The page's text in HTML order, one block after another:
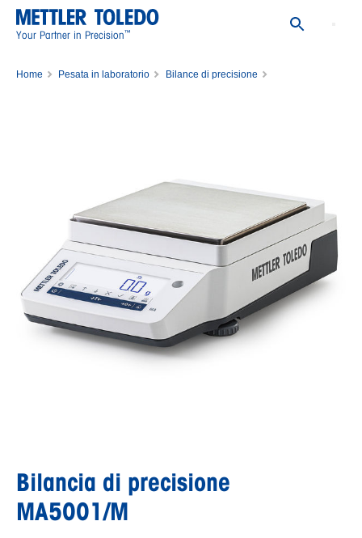
Your Partner in Precision™
Home Pesata in laboratorio
Bilance di precisione
Bilancia di precisione
MA5001/M